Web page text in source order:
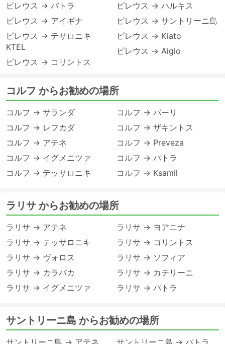
ピレウス → パトラ
ピレウス → アイギナ
ピレウス → テサロニキ
KTEL
ピレウス → コリントス
ピレウス → ハルキス
ピレウス → サントリーニ島
ピレウス → Kiato
ピレウス → Aigio
コルフ からお勧めの場所
コルフ → サランダ
コルフ → レフカダ
コルフ → アテネ
コルフ → イグメニツァ
コルフ → テッサロニキ
コルフ → バーリ
コルフ → ザキントス
コルフ → Preveza
コルフ → パトラ
コルフ → Ksamil
ラリサ からお勧めの場所
ラリサ → アテネ
ラリサ → テッサロニキ
ラリサ → ヴォロス
ラリサ → カラバカ
ラリサ → イグメニツァ
ラリサ → ヨアニナ
ラリサ → コリントス
ラリサ → ソフィア
ラリサ → カテリーニ
ラリサ → パトラ
サントリーニ島 からお勧めの場所
サントリーニ島 → アテネ サントリーニ島 → パトラ